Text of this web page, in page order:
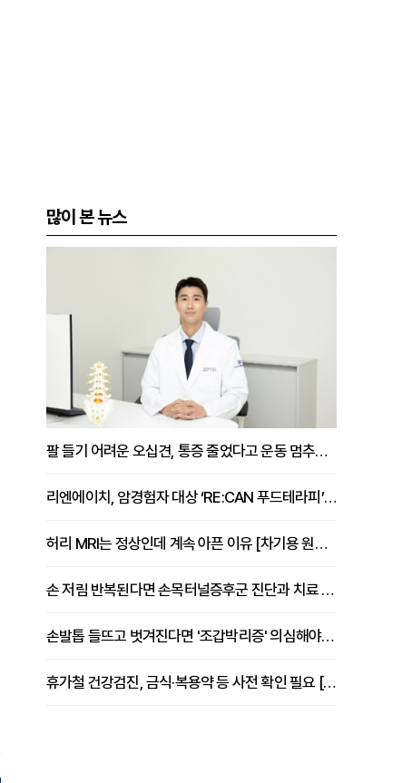
많이 본 뉴스
팔 들기 어려운 오십견, 통증 줄었다고 운동 멈추면 안 되는 이유 [이병욱 원장 칼럼]
리엔에이치, 암경험자 대상 ‘RE:CAN 푸드테라피’ 운영
허리 MRI는 정상인데 계속 아픈 이유 [차기용 원장 칼럼]
손 저림 반복된다면 손목터널증후군 진단과 치료 시기 살펴야 [김동현 원장 칼럼]
손발톱 들뜨고 벗겨진다면 '조갑박리증' 의심해야 [김철윤 원장 칼럼]
휴가철 건강검진, 금식·복용약 등 사전 확인 필요 [정도감 원장 칼럼]